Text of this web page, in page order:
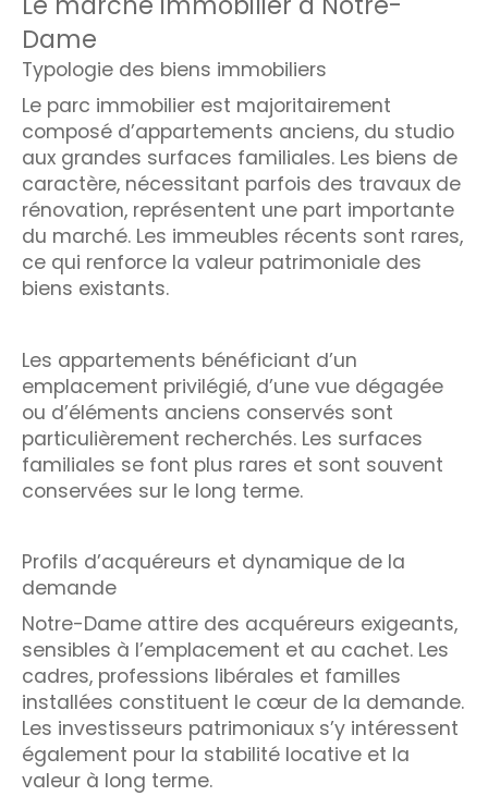
Dame
Typologie des biens immobiliers
Le parc immobilier est majoritairement
composé d’appartements anciens, du studio
aux grandes surfaces familiales. Les biens de
caractère, nécessitant parfois des travaux de
rénovation, représentent une part importante
du marché. Les immeubles récents sont rares,
ce qui renforce la valeur patrimoniale des
biens existants.
Les appartements bénéficiant d’un
emplacement privilégié, d’une vue dégagée
ou d’éléments anciens conservés sont
particulièrement recherchés. Les surfaces
familiales se font plus rares et sont souvent
conservées sur le long terme.
Profils d’acquéreurs et dynamique de la
demande
Notre-Dame attire des acquéreurs exigeants,
sensibles à l’emplacement et au cachet. Les
cadres, professions libérales et familles
installées constituent le cœur de la demande.
Les investisseurs patrimoniaux s’y intéressent
également pour la stabilité locative et la
valeur à long terme.